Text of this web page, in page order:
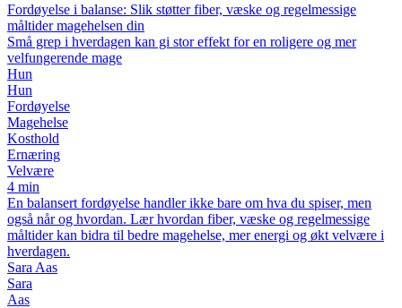
Fordøyelse i balanse: Slik støtter fiber, væske og regelmessige
måltider magehelsen din
Små grep i hverdagen kan gi stor effekt for en roligere og mer
velfungerende mage
Hun
Hun
Fordøyelse
Magehelse
Kosthold
Ernæring
Velvære
4 min
En balansert fordøyelse handler ikke bare om hva du spiser, men
også når og hvordan. Lær hvordan fiber, væske og regelmessige
måltider kan bidra til bedre magehelse, mer energi og økt velvære i
hverdagen.
Sara Aas
Sara
Aas